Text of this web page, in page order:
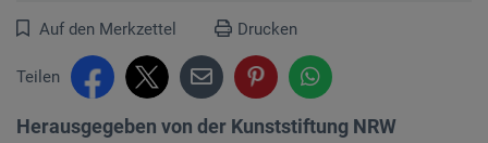
Auf den Merkzettel Drucken
Teilen
Herausgegeben von der Kunststiftung NRW